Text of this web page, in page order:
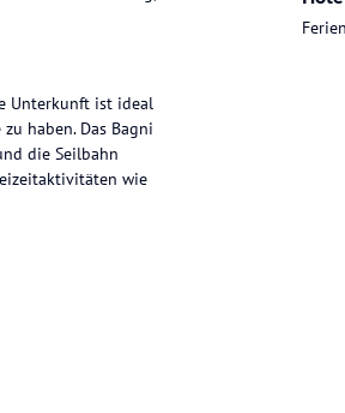
Unterkunft ist ideal
haben. Das Bagni
die Seilbahn
wie
modernem